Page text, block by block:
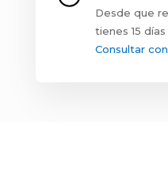
Desde que
tienes 15
Consultar